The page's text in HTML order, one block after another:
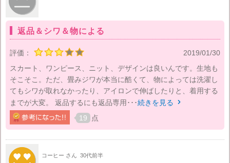
返品＆シワ＆物による
評価：
2019/01/30
スカート、ワンピース、ニット、デザインは良いんです。生地も
そこそこ。ただ、畳みジワが本当に酷くて、物によっては洗濯し
てもシワが取れなかったり、アイロンで伸ばしたりと、着用する
までが大変。 返品するにも返品専用･･･続きを見る 
19 点
コーヒー さん 30代前半